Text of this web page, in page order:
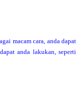
macam cara, anda dapat
anda lakukan, seperti